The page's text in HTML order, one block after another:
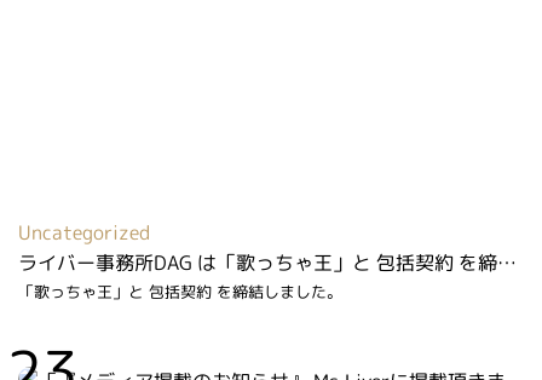
Uncategorized
ライバー事務所DAG は「歌っちゃ王」と 包括契約 を締結しました
「歌っちゃ王」と 包括契約 を締結しました。